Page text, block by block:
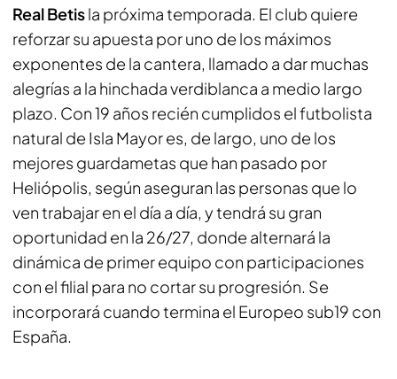
Real Betisla próxima temporada. El club quiere
reforzar su apuesta por uno de los máximos
exponentes de la cantera, llamado a dar muchas
alegrías a la hinchada verdiblanca a medio largo
plazo. Con 19 años recién cumplidos el futbolista
natural de Isla Mayor es, de largo, uno de los
mejores guardametas que han pasado por
Heliópolis, según aseguran las personas que lo
ven trabajar en el día a día, y tendrá su gran
oportunidad en la 26/27, donde alternará la
dinámica de primer equipo con participaciones
con el filial para no cortar su progresión. Se
incorporará cuando termina el Europeo sub19 con
España.